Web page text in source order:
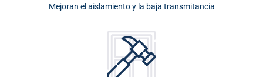
Mejoran el aislamiento y la baja transmitancia